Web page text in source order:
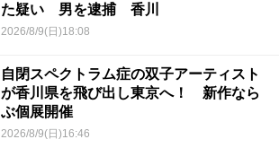
た疑い 男を逮捕 香川
2026/8/9(日)18:08
自閉スペクトラム症の双子アーティスト
が香川県を飛び出し東京へ！ 新作なら
ぶ個展開催
2026/8/9(日)16:46